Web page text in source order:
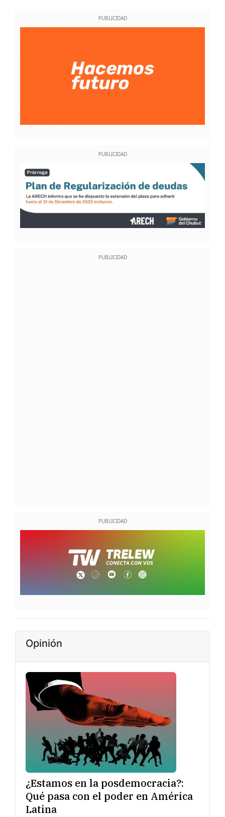
Opinión
¿Estamos en la posdemocracia?:
Qué pasa con el poder en América
Latina